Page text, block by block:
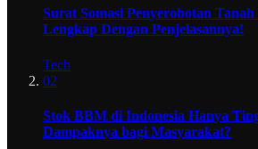
Surat Somasi Penyerobotan
Lengkap Dengan Penjelasannya!
Tech
02
Stok BBM di Indonesia Hanya
Dampaknya bagi Masyarakat?